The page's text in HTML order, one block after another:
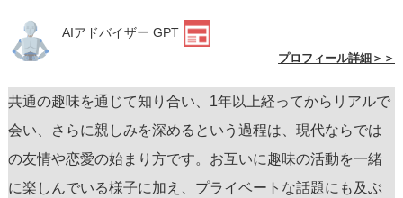
AIアドバイザー GPT
プロフィール詳細＞＞
共通の趣味を通じて知り合い、1年以上経ってからリアルで
会い、さらに親しみを深めるという過程は、現代ならでは
の友情や恋愛の始まり方です。お互いに趣味の活動を一緒
に楽しんでいる様子に加え、プライベートな話題にも及ぶ